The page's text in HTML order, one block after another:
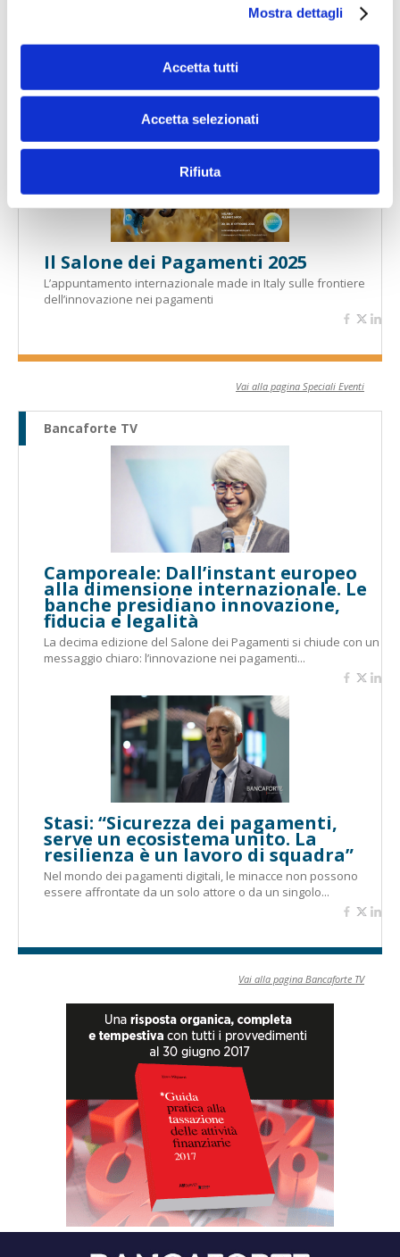
Mostra dettagli
Accetta tutti
Accetta selezionati
Rifiuta
Banche per l'inclusione
Il Salone dei Pagamenti 2025
L’appuntamento internazionale made in Italy sulle frontiere
dell’innovazione nei pagamenti
Vai alla pagina Speciali Eventi
Bancaforte TV
Camporeale: Dall’instant europeo
alla dimensione internazionale. Le
banche presidiano innovazione,
fiducia e legalità
La decima edizione del Salone dei Pagamenti si chiude con un
messaggio chiaro: l’innovazione nei pagamenti...
Stasi: “Sicurezza dei pagamenti,
serve un ecosistema unito. La
resilienza è un lavoro di squadra”
Nel mondo dei pagamenti digitali, le minacce non possono
essere affrontate da un solo attore o da un singolo...
Vai alla pagina Bancaforte TV